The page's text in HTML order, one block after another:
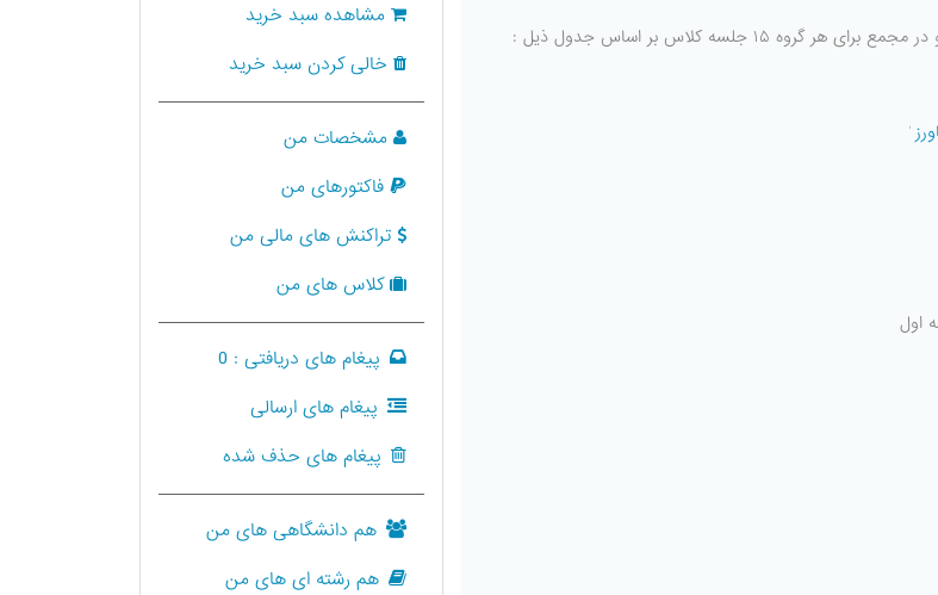
ٰ
مشاهده سبد خرید
خالی کردن سبد خرید
مشخصات من
فاکتورهای من
تراکنش های مالی من
کلاس های من
پیغام های دریافتی : 0
پیغام های ارسالی
پیغام های حذف شده
هم دانشگاهی های من
هم رشته ای های من